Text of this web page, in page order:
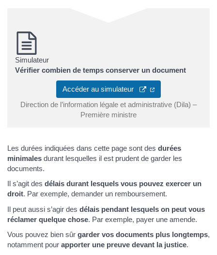
Simulateur
Vérifier combien de temps conserver un document
Accéder au simulateur
(ouverture dans un
Direction de l’information légale et administrative (Dila) –
Première ministre
Les durées indiquées dans cette page sont des durées
minimales durant lesquelles il est prudent de garder les
documents.
Il s’agit des délais durant lesquels vous pouvez exercer un
droit. Par exemple, demander un remboursement.
Il peut aussi s’agir des délais pendant lesquels on peut vous
réclamer quelque chose. Par exemple, payer une amende.
Vous pouvez bien sûr garder vos documents plus longtemps,
notamment pour apporter une preuve devant la justice.